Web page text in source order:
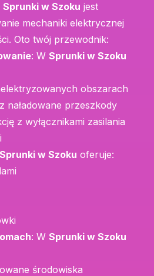
Sprunki w Szoku jest
mechaniki elektrycznej
Oto twój przewodnik:
: W Sprunki w Szoku
obszarach
naładowane przeszkody
z wyłącznikami zasilania
Sprunki w Szoku oferuje:
: W Sprunki w Szoku
środowiska